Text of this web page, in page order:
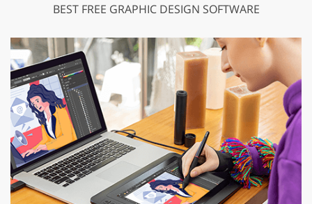
BEST FREE GRAPHIC DESIGN SOFTWARE